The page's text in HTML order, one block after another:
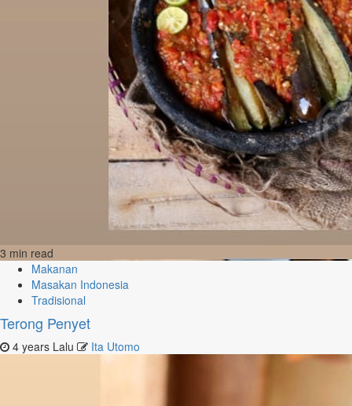
3 min read
Makanan
Masakan Indonesia
Tradisional
Terong Penyet
4 years Lalu Ita Utomo